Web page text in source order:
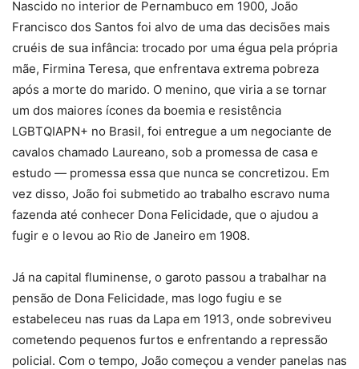
Nascido no interior de Pernambuco em 1900, João
Francisco dos Santos foi alvo de uma das decisões mais
cruéis de sua infância: trocado por uma égua pela própria
mãe, Firmina Teresa, que enfrentava extrema pobreza
após a morte do marido. O menino, que viria a se tornar
um dos maiores ícones da boemia e resistência
LGBTQIAPN+ no Brasil, foi entregue a um negociante de
cavalos chamado Laureano, sob a promessa de casa e
estudo — promessa essa que nunca se concretizou. Em
vez disso, João foi submetido ao trabalho escravo numa
fazenda até conhecer Dona Felicidade, que o ajudou a
fugir e o levou ao Rio de Janeiro em 1908.
Já na capital fluminense, o garoto passou a trabalhar na
pensão de Dona Felicidade, mas logo fugiu e se
estabeleceu nas ruas da Lapa em 1913, onde sobreviveu
cometendo pequenos furtos e enfrentando a repressão
policial. Com o tempo, João começou a vender panelas nas